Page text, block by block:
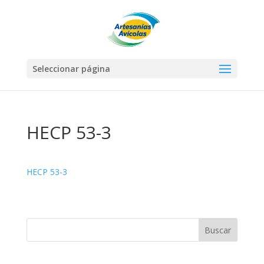
Seleccionar página
HECP 53-3
HECP 53-3